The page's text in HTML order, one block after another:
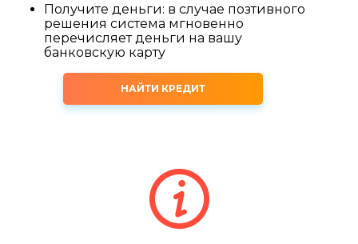
Получите деньги: в случае позтивного
решения система мгновенно
перечисляет деньги на вашу
банковскую карту
НАЙТИ КРЕДИТ